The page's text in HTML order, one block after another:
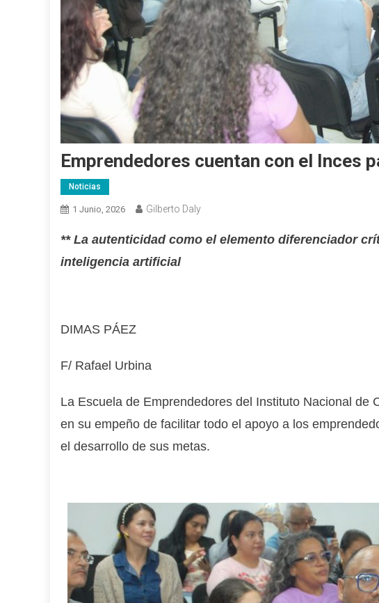
Emprendedores cuentan con el Inces
Noticias
1 Junio, 2026 Gilberto Daly
**La autenticidad como el elemento diferenciador
inteligencia artificial
DIMAS PÁEZ
F/ Rafael Urbina
La Escuela de Emprendedores del Instituto Nacional de
en su empeño de facilitar todo el apoyo a los
el desarrollo de sus metas.